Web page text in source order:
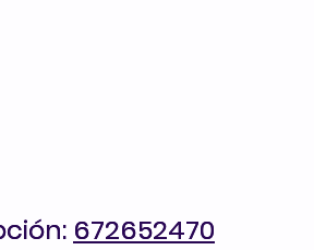
672652470
672652470